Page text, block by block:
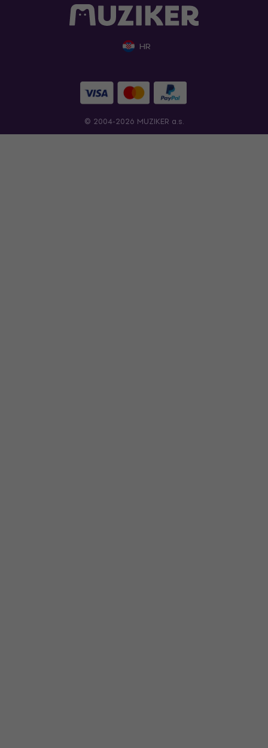
HR
© 2004-2026 MUZIKER a.s.